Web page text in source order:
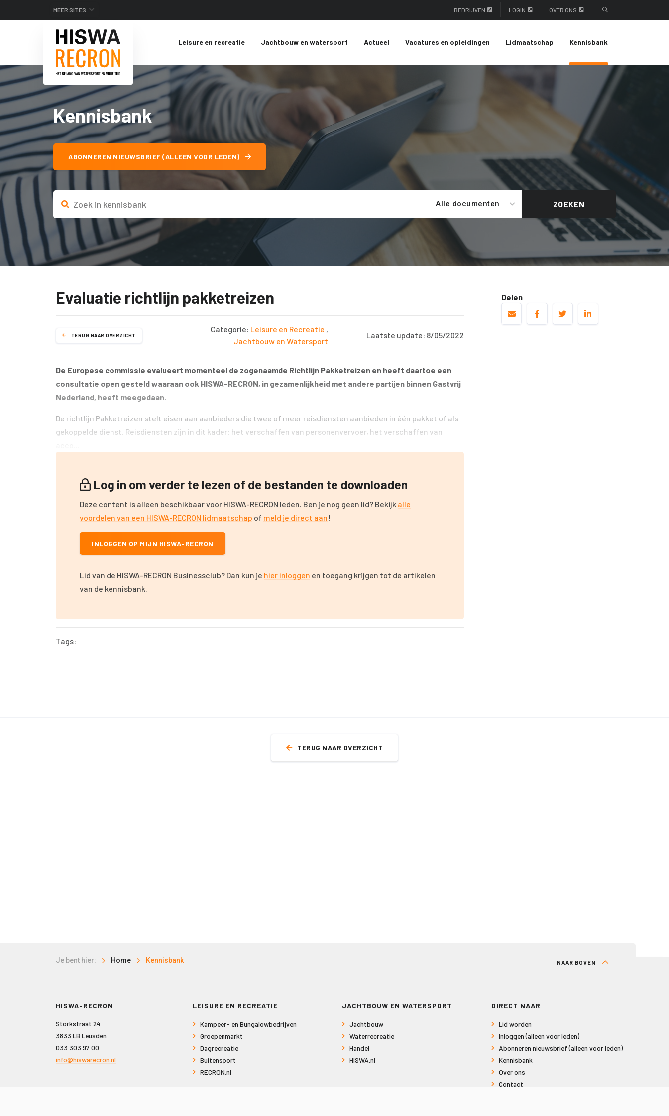
MEER SITES BEDRIJVEN LOGIN OVER ONS
Leisure en recreatie Jachtbouw en watersport Actueel Vacatures en opleidingen Lidmaatschap Kennisbank
Kennisbank
ABONNEREN NIEUWSBRIEF (ALLEEN VOOR LEDEN)
Alle documenten ZOEKEN
Evaluatie richtlijn pakketreizen
TERUG NAAR OVERZICHT
Categorie: Leisure en Recreatie ,
Jachtbouw en Watersport
Laatste update: 8/05/2022
De Europese commissie evalueert momenteel de zogenaamde Richtlijn Pakketreizen en heeft daartoe een
consultatie open gesteld waaraan ook HISWA-RECRON, in gezamenlijkheid met andere partijen binnen Gastvrij
Nederland, heeft meegedaan.
De richtlijn Pakketreizen stelt eisen aan aanbieders die twee of meer reisdiensten aanbieden in één pakket of als
gekoppelde dienst. Reisdiensten zijn in dit kader: het verschaffen van personenvervoer, het verschaffen van
Log in om verder te lezen of de bestanden te downloaden
Deze content is alleen beschikbaar voor HISWA-RECRON leden. Ben je nog geen lid? Bekijk alle
voordelen van een HISWA-RECRON lidmaatschap of meld je direct aan!
INLOGGEN OP MIJN HISWA-RECRON
Lid van de HISWA-RECRON Businessclub? Dan kun je hier inloggen en toegang krijgen tot de artikelen
van de kennisbank.
Tags:
Delen
TERUG NAAR OVERZICHT
Je bent hier: Home Kennisbank NAAR BOVEN
HISWA-RECRON
Storkstraat 24
3833 LB Leusden
033 303 97 00
info@hiswarecron.nl
LEISURE EN RECREATIE
Kampeer- en Bungalowbedrijven
Groepenmarkt
Dagrecreatie
Buitensport
RECRON.nl
JACHTBOUW EN WATERSPORT
Jachtbouw
Waterrecreatie
Handel
HISWA.nl
DIRECT NAAR
Lid worden
Inloggen (alleen voor leden)
Abonneren nieuwsbrief (alleen voor leden)
Kennisbank
Over ons
Contact